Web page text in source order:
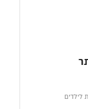
לילדים